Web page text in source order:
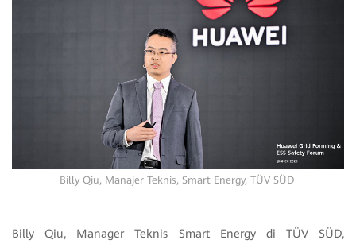
Billy Qiu, Manajer Teknis, Smart Energy, TÜV SÜD
Billy Qiu, Manager Teknis Smart Energy di TÜV SÜD,